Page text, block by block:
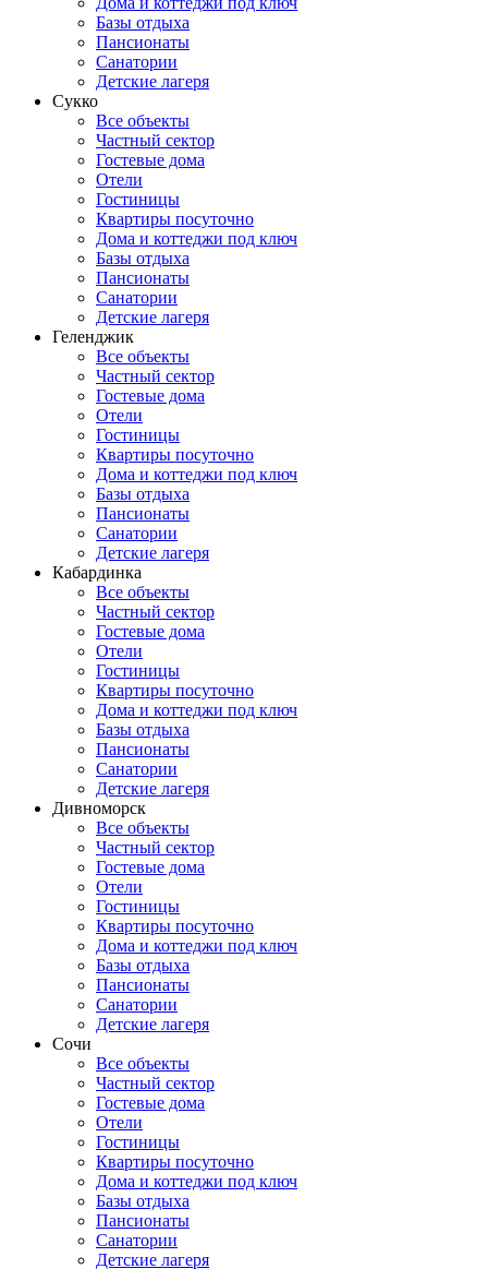
Базы отдыха
Пансионаты
Санатории
Детские лагеря
Сукко
Все объекты
Частный сектор
Гостевые дома
Отели
Гостиницы
Квартиры посуточно
Дома и коттеджи под ключ
Базы отдыха
Пансионаты
Санатории
Детские лагеря
Геленджик
Все объекты
Частный сектор
Гостевые дома
Отели
Гостиницы
Квартиры посуточно
Дома и коттеджи под ключ
Базы отдыха
Пансионаты
Санатории
Детские лагеря
Кабардинка
Все объекты
Частный сектор
Гостевые дома
Отели
Гостиницы
Квартиры посуточно
Дома и коттеджи под ключ
Базы отдыха
Пансионаты
Санатории
Детские лагеря
Дивноморск
Все объекты
Частный сектор
Гостевые дома
Отели
Гостиницы
Квартиры посуточно
Дома и коттеджи под ключ
Базы отдыха
Пансионаты
Санатории
Детские лагеря
Сочи
Все объекты
Частный сектор
Гостевые дома
Отели
Гостиницы
Квартиры посуточно
Дома и коттеджи под ключ
Базы отдыха
Пансионаты
Санатории
Детские лагеря